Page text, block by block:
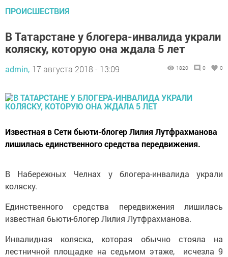
ПРОИСШЕСТВИЯ
В Татарстане у блогера-инвалида украли
коляску, которую она ждала 5 лет
admin, 17 августа 2018 - 13:09 1820 0 0
Известная в Сети бьюти-блогер Лилия Лутфрахманова
лишилась единственного средства передвижения.
В Набережных Челнах у блогера-инвалида украли
коляску.
Единственного средства передвижения лишилась
известная бьюти-блогер Лилия Лутфрахманова.
Инвалидная коляска, которая обычно стояла на
лестничной площадке на седьмом этаже, исчезла 9